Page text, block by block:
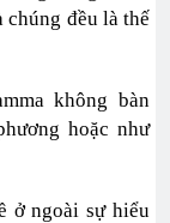
chúng đều là thế
không bàn
hoặc như
ở ngoài sự hiểu